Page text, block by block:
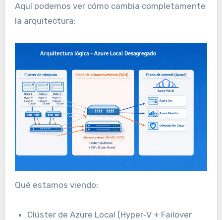
Aquí podemos ver cómo cambia completamente
la arquitectura:
Qué estamos viendo:
Clúster de Azure Local (Hyper‑V + Failover